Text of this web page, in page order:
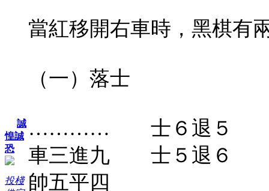
誠
惶誠
恐
投棧
當紅移開右車時，黑棋有
（一）落士
………… 士６退５
車三進九 士５退６
帥五平四